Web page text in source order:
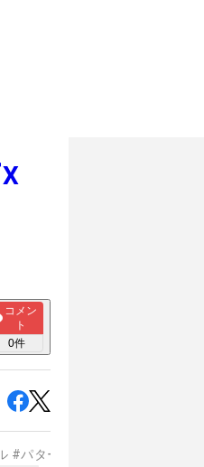
コメン
ト
0件
#パター